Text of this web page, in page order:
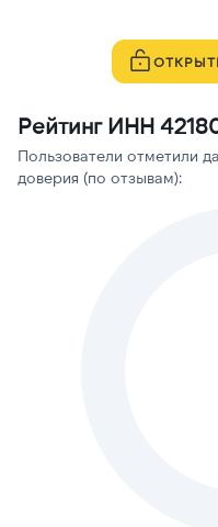
Рейтинг ИНН
Пользователи отметили
доверия (по отзывам):